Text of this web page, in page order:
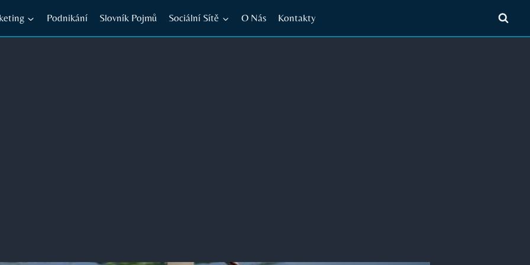
Podnikání Slovník Pojmů Sociální Sítě O Nás Kontakty